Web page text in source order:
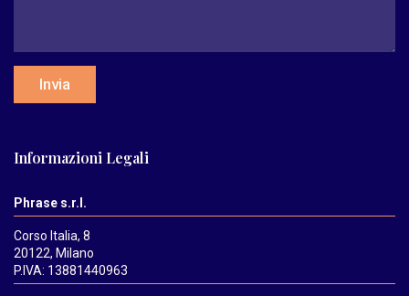
Invia
Informazioni Legali
Phrase s.r.l.
Corso Italia, 8
20122, Milano
P.IVA: 13881440963